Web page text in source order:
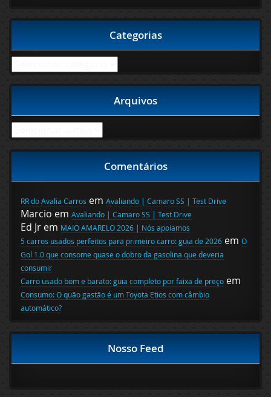
Categorias
Arquivos
Comentários
RR do Avalia Carros em Avaliando | Camaro SS | Test Drive
Marcio em Avaliando | Camaro SS | Test Drive
Ed Jr em MAIO AMARELO 2026 | Nós apoiamos
5 carros usados perfeitos para primeiro carro: guia de 2026 em O
Gol 1.0 que consome quase o dobro da gasolina que deveria
consumir
Carro usado bom e barato: guia completo por faixa de preço em
Consumo: O quão gastão é um Toyota Etios com câmbio
automático?
Nosso Feed